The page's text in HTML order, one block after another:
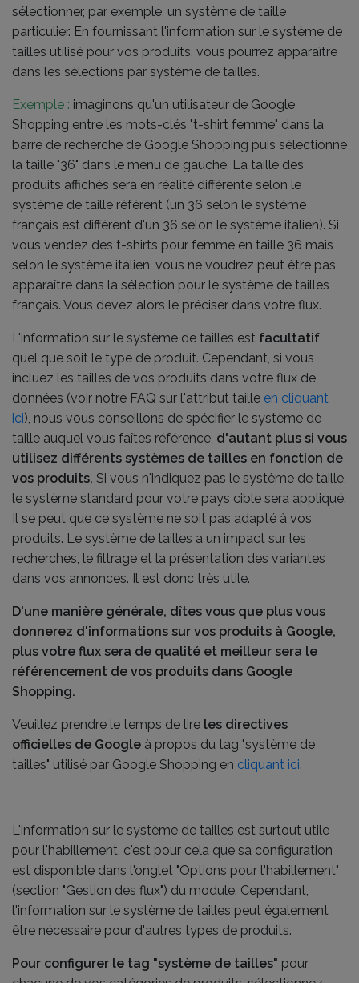
sélectionner, par exemple, un système de taille
particulier. En fournissant l'information sur le système de
tailles utilisé pour vos produits, vous pourrez apparaître
dans les sélections par système de tailles.
Exemple : imaginons qu'un utilisateur de Google
Shopping entre les mots-clés "t-shirt femme" dans la
barre de recherche de Google Shopping puis sélectionne
la taille "36" dans le menu de gauche. La taille des
produits affichés sera en réalité différente selon le
système de taille référent (un 36 selon le système
français est différent d'un 36 selon le système italien). Si
vous vendez des t-shirts pour femme en taille 36 mais
selon le système italien, vous ne voudrez peut être pas
apparaître dans la sélection pour le système de tailles
français. Vous devez alors le préciser dans votre flux.
L'information sur le système de tailles est facultatif,
quel que soit le type de produit. Cependant, si vous
incluez les tailles de vos produits dans votre flux de
données (voir notre FAQ sur l'attribut taille en cliquant
ici), nous vous conseillons de spécifier le système de
taille auquel vous faîtes référence, d'autant plus si vous
utilisez différents systèmes de tailles en fonction de
vos produits. Si vous n'indiquez pas le système de taille,
le système standard pour votre pays cible sera appliqué.
Il se peut que ce système ne soit pas adapté à vos
produits. Le système de tailles a un impact sur les
recherches, le filtrage et la présentation des variantes
dans vos annonces. Il est donc très utile.
D'une manière générale, dîtes vous que plus vous
donnerez d'informations sur vos produits à Google,
plus votre flux sera de qualité et meilleur sera le
référencement de vos produits dans Google
Shopping.
Veuillez prendre le temps de lire les directives
officielles de Google à propos du tag "système de
tailles" utilisé par Google Shopping en cliquant ici.
L'information sur le système de tailles est surtout utile
pour l'habillement, c'est pour cela que sa configuration
est disponible dans l'onglet "Options pour l'habillement"
(section "Gestion des flux") du module. Cependant,
l'information sur le système de tailles peut également
être nécessaire pour d'autres types de produits.
Pour configurer le tag "système de tailles" pour